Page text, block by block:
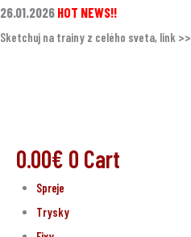
Preskočiť
na
26.01.2026 HOT NEWS!!
Sketchuj na trainy z celého sveta, link >>
0.00€ 0 Cart
Spreje
Trysky